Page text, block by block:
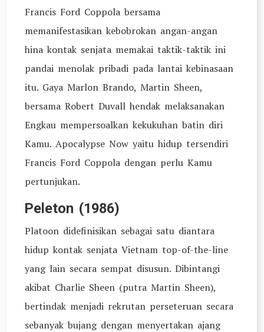
Francis Ford Coppola bersama
memanifestasikan kebobrokan angan-angan
hina kontak senjata memakai taktik-taktik ini
pandai menolak pribadi pada lantai kebinasaan
itu. Gaya Marlon Brando, Martin Sheen,
bersama Robert Duvall hendak melaksanakan
Engkau mempersoalkan kekukuhan batin diri
Kamu. Apocalypse Now yaitu hidup tersendiri
Francis Ford Coppola dengan perlu Kamu
pertunjukan.
Peleton (1986)
Platoon didefinisikan sebagai satu diantara
hidup kontak senjata Vietnam top-of-the-line
yang lain secara sempat disusun. Dibintangi
akibat Charlie Sheen (putra Martin Sheen),
bertindak menjadi rekrutan perseteruan secara
sebanyak bujang dengan menyertakan ajang